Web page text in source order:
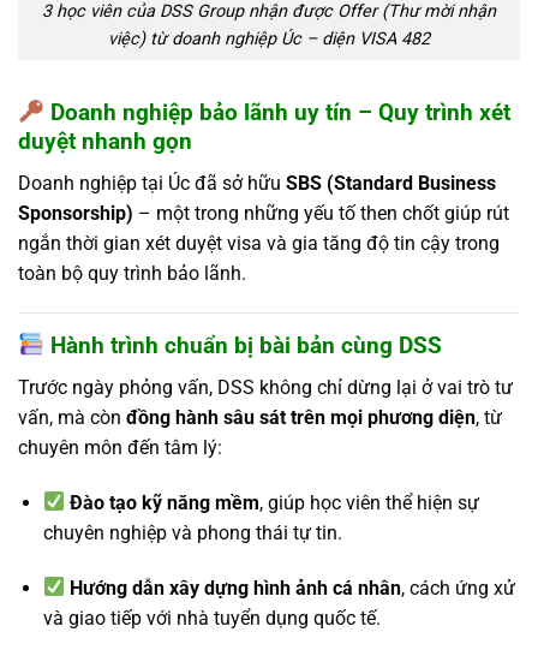
3 học viên của DSS Group nhận được Offer (Thư mời nhận
việc) từ doanh nghiệp Úc – diện VISA 482
Doanh nghiệp bảo lãnh uy tín – Quy trình xét
duyệt nhanh gọn
Doanh nghiệp tại Úc đã sở hữu SBS (Standard Business
Sponsorship) – một trong những yếu tố then chốt giúp rút
ngắn thời gian xét duyệt visa và gia tăng độ tin cậy trong
toàn bộ quy trình bảo lãnh.
Hành trình chuẩn bị bài bản cùng DSS
Trước ngày phỏng vấn, DSS không chỉ dừng lại ở vai trò tư
vấn, mà còn đồng hành sâu sát trên mọi phương diện, từ
chuyên môn đến tâm lý:
Đào tạo kỹ năng mềm, giúp học viên thể hiện sự
chuyên nghiệp và phong thái tự tin.
Hướng dẫn xây dựng hình ảnh cá nhân, cách ứng xử
và giao tiếp với nhà tuyển dụng quốc tế.